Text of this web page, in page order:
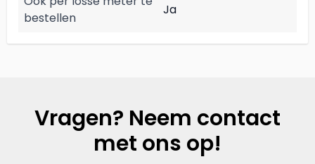
bestellen
Ja
Vragen? Neem contact
met ons op!